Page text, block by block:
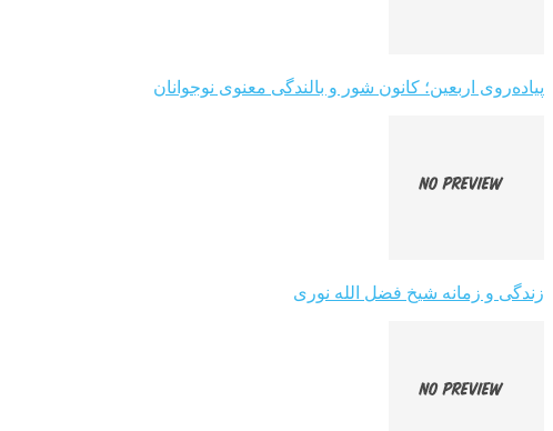
پیاده‌روی اربعین؛ کانون شور و بالندگی معنوی نوجوانان
زندگی و زمانه شیخ فضل الله نوری